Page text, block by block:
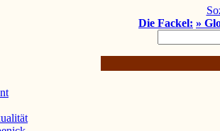
Die Fackel: »